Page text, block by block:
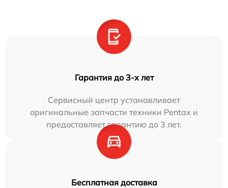
Гарантия до 3-х лет
Сервисный центр устанавливает
оригинальные запчасти техники Pentax и
предоставляет гарантию до 3 лет.
Бесплатная доставка